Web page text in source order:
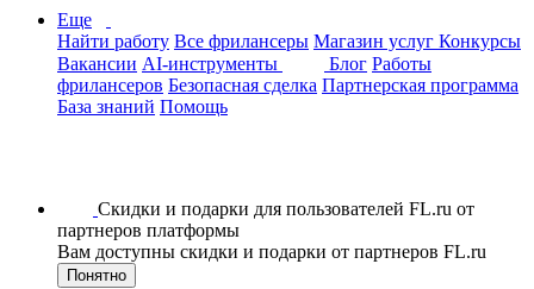
Еще
Найти работу Все фрилансеры Магазин услуг Конкурсы
Вакансии AI-инструменты Блог Работы
фрилансеров Безопасная сделка Партнерская программа
База знаний Помощь
Скидки и подарки для пользователей FL.ru от
партнеров платформы
Вам доступны скидки и подарки от партнеров FL.ru
Понятно